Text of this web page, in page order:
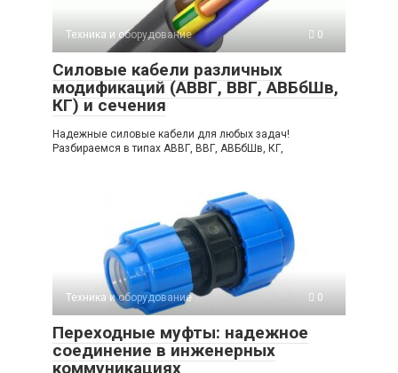
Техника и оборудование 0
Силовые кабели различных
модификаций (АВВГ, ВВГ, АВБбШв,
КГ) и сечения
Надежные силовые кабели для любых задач!
Разбираемся в типах АВВГ, ВВГ, АВБбШв, КГ,
Техника и оборудование 0
Переходные муфты: надежное
соединение в инженерных
коммуникациях